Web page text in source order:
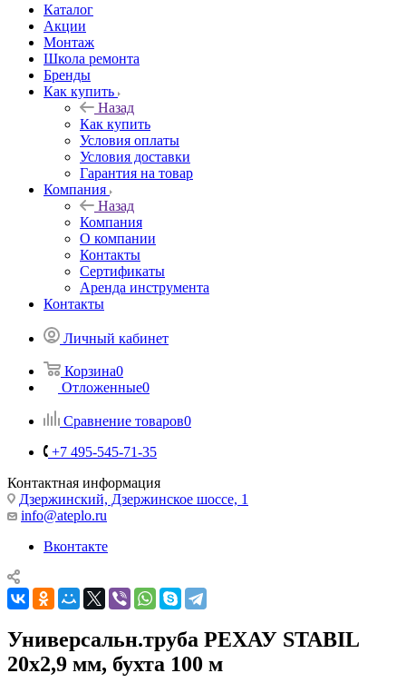
Каталог
Акции
Монтаж
Школа ремонта
Бренды
Как купить
Назад
Как купить
Условия оплаты
Условия доставки
Гарантия на товар
Компания
Назад
Компания
О компании
Контакты
Сертификаты
Аренда инструмента
Контакты
Личный кабинет
Корзина0
Отложенные0
Сравнение товаров0
+7 495-545-71-35
Контактная информация
Дзержинский, Дзержинское шоссе, 1
info@ateplo.ru
Вконтакте
Универсальн.труба РЕХАУ STABIL
20х2,9 мм, бухта 100 м